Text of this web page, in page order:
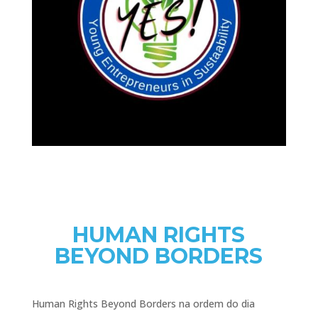
HUMAN RIGHTS
BEYOND BORDERS
Human Rights Beyond Borders na ordem do dia